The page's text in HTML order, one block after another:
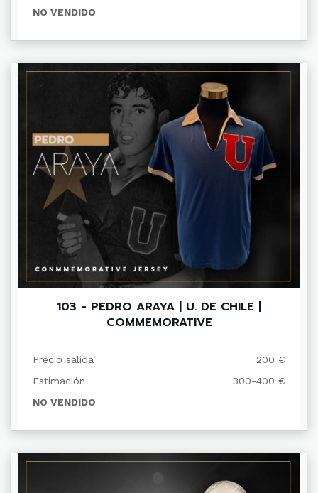
NO VENDIDO
103 - PEDRO ARAYA | U. DE CHILE |
COMMEMORATIVE
Precio salida
200 €
Estimación
300-400 €
NO VENDIDO